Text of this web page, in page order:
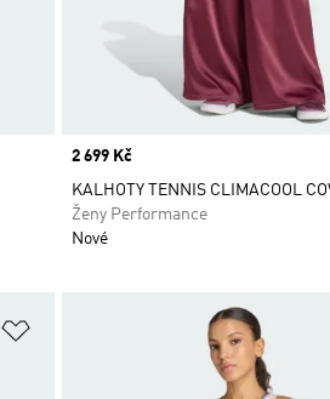
Price
2 699 Kč
KALHOTY TENNIS CLIMACOOL
Ženy Performance
Nové
Přidat do seznamu přání